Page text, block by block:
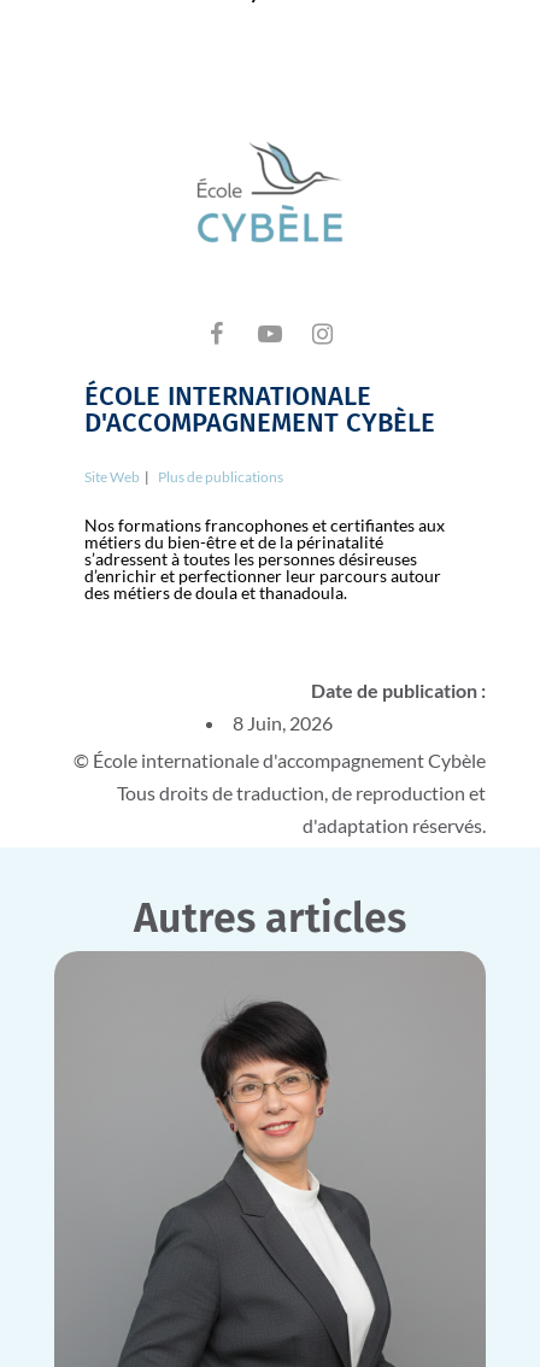
ÉCOLE INTERNATIONALE
D'ACCOMPAGNEMENT CYBÈLE
Site Web | Plus de publications
Nos formations francophones et certifiantes aux
métiers du bien-être et de la périnatalité
s’adressent à toutes les personnes désireuses
d’enrichir et perfectionner leur parcours autour
des métiers de doula et thanadoula.
Date de publication :
8 Juin, 2026
© École internationale d'accompagnement Cybèle
Tous droits de traduction, de reproduction et
d'adaptation réservés.
Autres articles